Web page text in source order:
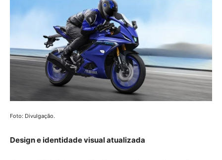
Foto: Divulgação.
Design e identidade visual atualizada